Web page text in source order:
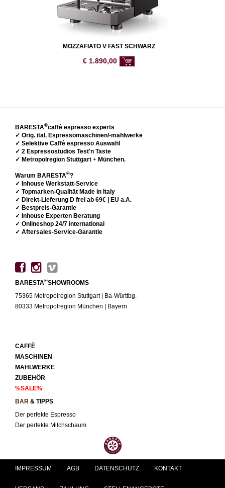
MOZZAFIATO V FAST SCHWARZ
€ 1.890,00
BARESTA®caffè espresso experts
✓ Orig. ital. Espressomaschinen/-mahlwerke
✓ Selektive Caffè espresso Auswahl
✓ 2 Espressostudios Test'n Taste
✓ Metropolregion Stuttgart + München.
Warum BARESTA®?
✓ Inhouse Werkstatt-Service
✓ Topmarken-Qualität Made in Italy
✓ Direkt-Lieferung D frei ab 69€ | EU a.A.
✓ Bestpreis-Garantie
✓ Inhouse Experten Beratung
✓ Onlineshop 24/7 international
✓ Aftersales-Service-Garantie
BARESTA®SHOWROOMS
75365 Metropolregion Stuttgart | Ba-Württbg.
80333 Metropolregion München | Bayern
CAFFÈ
MASCHINEN
MAHLWERKE
ZUBEHÖR
%SALE%
BAR & TIPPS
Der perfekte Espresso
Der perfekte Milchschaum
IMPRESSUM AGB DATENSCHUTZ KONTAKT